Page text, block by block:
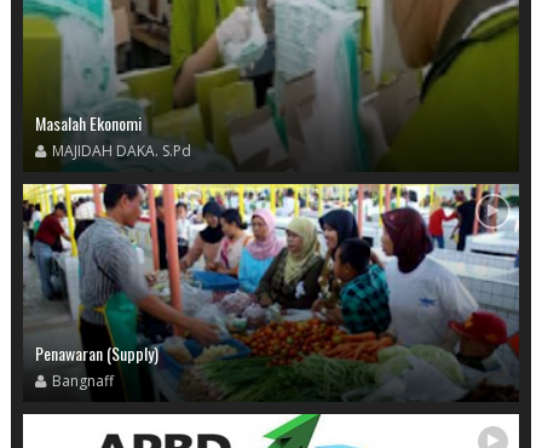
Masalah Ekonomi
MAJIDAH DAKA. S.Pd
Penawaran (Supply)
Bangnaff